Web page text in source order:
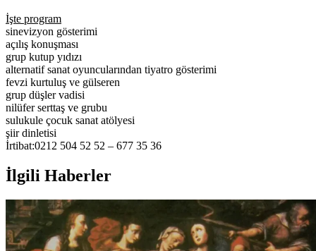
İşte program
sinevizyon gösterimi
açılış konuşması
grup kutup yıdızı
alternatif sanat oyuncularından tiyatro gösterimi
fevzi kurtuluş ve gülseren
grup düşler vadisi
nilüfer serttaş ve grubu
sulukule çocuk sanat atölyesi
şiir dinletisi
İrtibat:0212 504 52 52 – 677 35 36
İlgili Haberler